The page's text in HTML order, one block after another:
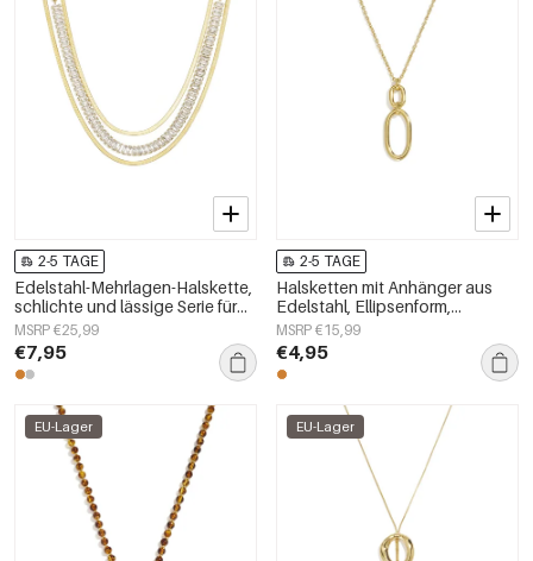
2-5 TAGE
Edelstahl-Mehrlagen-Halskette,
schlichte und lässige Serie für
Damen
MSRP €25,99
€7,95
2-5 TAGE
Halsketten mit Anhänger aus
Edelstahl, Ellipsenform,
schlichte Serie
„Alltagsschmuck“,
Damenschmuck
MSRP €15,99
€4,95
EU-Lager EU-Lager